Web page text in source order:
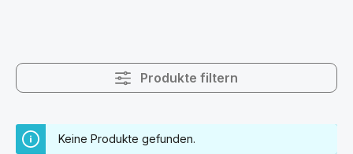
Produkte filtern
Keine Produkte gefunden.